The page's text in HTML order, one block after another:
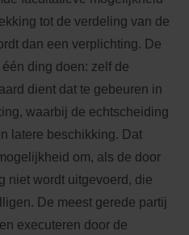
tot de verdeling van de
dan een verplichting. De
ding doen: zelf de
dient dat te gebeuren in
waarbij de echtscheiding
latere beschikking. Dat
om, als de door
niet wordt uitgevoerd, die
De meest gerede partij
executeren door de